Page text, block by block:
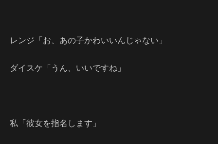
レンジ「お、あの子かわいいんじゃない」
ダイスケ「うん、いいですね」
私「彼女を指名します」